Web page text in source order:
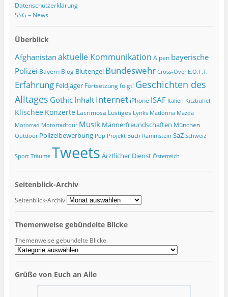
Datenschutzerklärung
SSG – News
Überblick
Afghanistanaktuelle Kommunikation Alpen bayerische
Polizei Bayern Blog Blutengel Bundeswehr Cross-Over E.O.F.T.
Erfahrung Feldjäger Fortsetzung folgt! Geschichten des
Alltages Gothic Inhalt Internet iPhone ISAF Italien Kitzbühel
Klischee Konzerte Lacrimosa Lustiges Lyriks Madonna Mazda
Motorrad Motorradtour Musik Männerfreundschaften München
Outdoor Polizeibewerbung Pop Projekt Buch Rammstein SaZ Schweiz
Sport Träume Tweets Ärztlicher Dienst Österreich
Seitenblick-Archiv
Seitenblick-Archiv
Themenweise gebündelte Blicke
Themenweise gebündelte Blicke
Grüße von Euch an Alle